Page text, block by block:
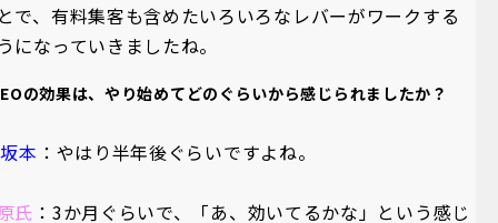
で、有料集客も含めたいろいろなレバーがワークする
になっていきましたね。
の効果は、やり始めてどのぐらいから感じられましたか？
本 ：やはり半年後ぐらいですよね。
氏 ：3か月ぐらいで、「あ、効いてるかな」という感じ